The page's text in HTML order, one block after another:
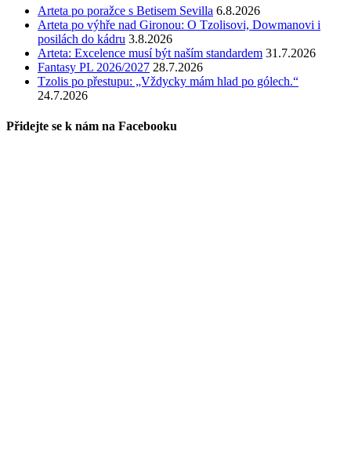
Arteta po poražce s Betisem Sevilla 6.8.2026
Arteta po výhře nad Gironou: O Tzolisovi, Dowmanovi i
posilách do kádru 3.8.2026
Arteta: Excelence musí být naším standardem 31.7.2026
Fantasy PL 2026/2027 28.7.2026
Tzolis po přestupu: „Vždycky mám hlad po gólech.“
24.7.2026
Přidejte se k nám na Facebooku